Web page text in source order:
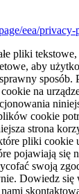
eea/
pliki
aby
sposób.
na
cookie
strona
pliki cookie
pojawiają się
swoją
Dowiedz się